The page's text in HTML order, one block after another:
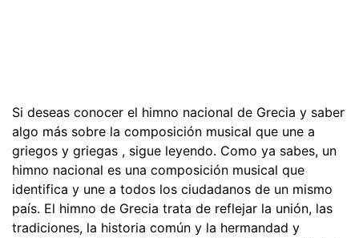
Si deseas conocer el himno nacional de Grecia y saber
algo más sobre la composición musical que une a
griegos y griegas , sigue leyendo. Como ya sabes, un
himno nacional es una composición musical que
identifica y une a todos los ciudadanos de un mismo
país. El himno de Grecia trata de reflejar la unión, las
tradiciones, la historia común y la hermandad y